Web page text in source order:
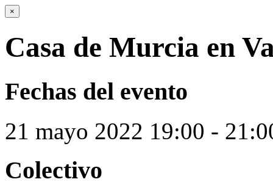
×
Casa de Murcia en
Fechas del evento
21 mayo 2022 19:00 -
Colectivo